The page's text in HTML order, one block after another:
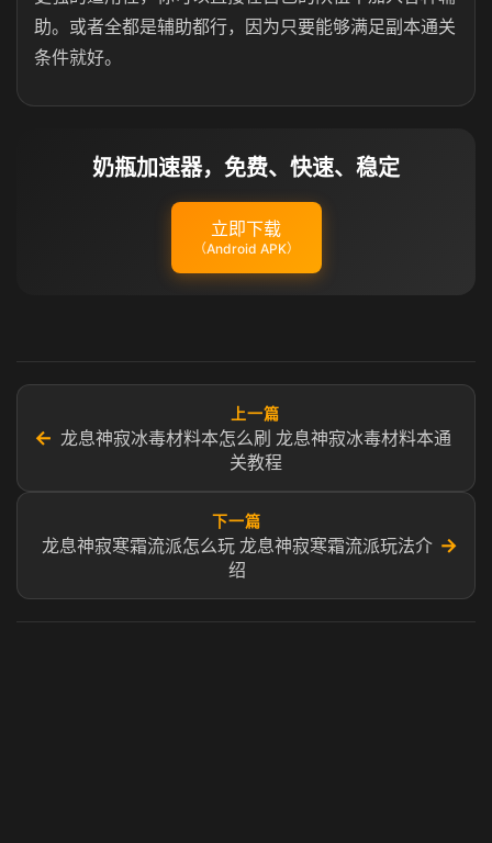
助。或者全都是辅助都行，因为只要能够满足副本通关
条件就好。
奶瓶加速器，免费、快速、稳定
立即下载
（Android APK）
←
上一篇
龙息神寂冰毒材料本怎么刷 龙息神寂冰毒材料本通
关教程
下一篇
龙息神寂寒霜流派怎么玩 龙息神寂寒霜流派玩法介
绍
→